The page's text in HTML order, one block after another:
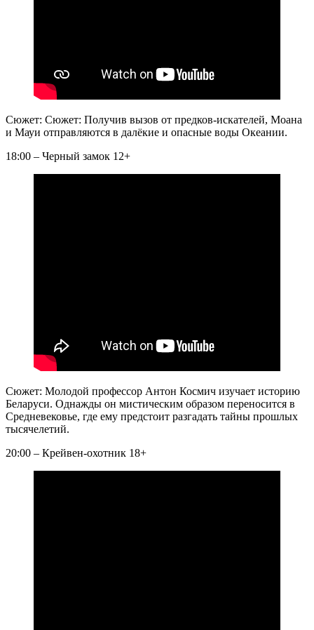
Сюжет: Сюжет: Получив вызов от предков-искателей, Моана
и Мауи отправляются в далёкие и опасные воды Океании.
18:00 – Черный замок 12+
Сюжет: Молодой профессор Антон Космич изучает историю
Беларуси. Однажды он мистическим образом переносится в
Средневековье, где ему предстоит разгадать тайны прошлых
тысячелетий.
20:00 – Крейвен-охотник 18+